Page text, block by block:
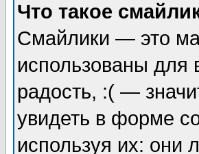
Что такое
Смайлики — это
использованы
радость, :( —
увидеть в форме
используя их: они